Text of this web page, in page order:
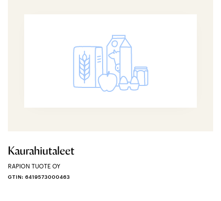
Kaurahiutaleet
RAPION TUOTE OY
GTIN: 6419573000463